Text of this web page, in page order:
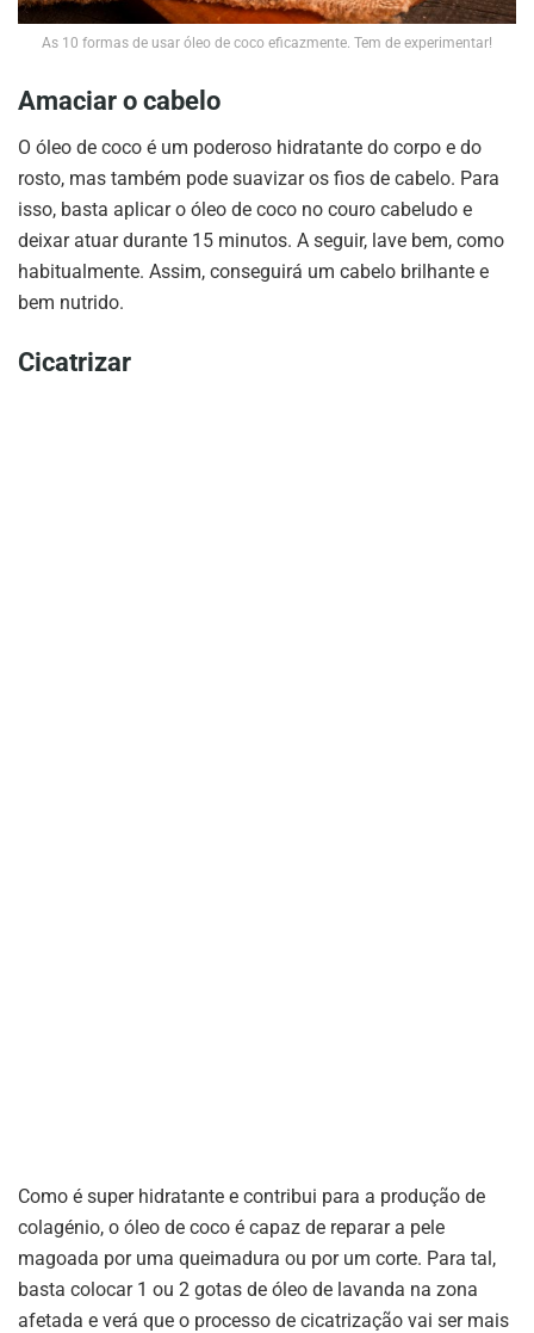
As 10 formas de usar óleo de coco eficazmente. Tem de experimentar!
Amaciar o cabelo
O óleo de coco é um poderoso hidratante do corpo e do
rosto, mas também pode suavizar os fios de cabelo. Para
isso, basta aplicar o óleo de coco no couro cabeludo e
deixar atuar durante 15 minutos. A seguir, lave bem, como
habitualmente. Assim, conseguirá um cabelo brilhante e
bem nutrido.
Cicatrizar
Como é super hidratante e contribui para a produção de
colagénio, o óleo de coco é capaz de reparar a pele
magoada por uma queimadura ou por um corte. Para tal,
basta colocar 1 ou 2 gotas de óleo de lavanda na zona
afetada e verá que o processo de cicatrização vai ser mais